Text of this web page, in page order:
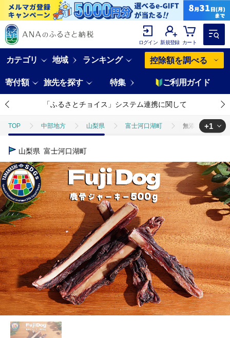
ログイン 新規登録 カート
カテゴリ 地域 ランキング 控除額を調べる
寄付額 旅先を探す 特集 ご利用ガイド
「ふるさとチョイス」システム連携に関して
TOP 中部地方 山梨県 富士河口湖町 無添加 犬用 お
TOP
+1
山梨県 富士河口湖町